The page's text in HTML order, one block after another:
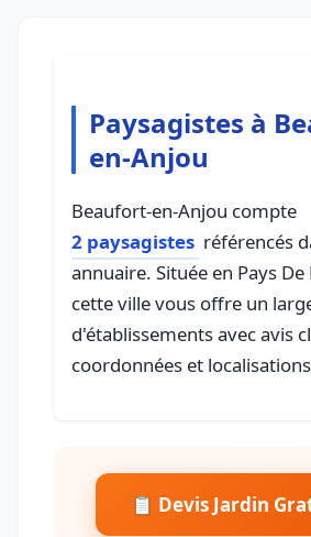
Paysagistes à
en-Anjou
Beaufort-en-Anjou compte
2 paysagistes référencés
annuaire. Située en Pays De
cette ville vous offre un
d'établissements avec avis
coordonnées et
📋 Devis Jardin